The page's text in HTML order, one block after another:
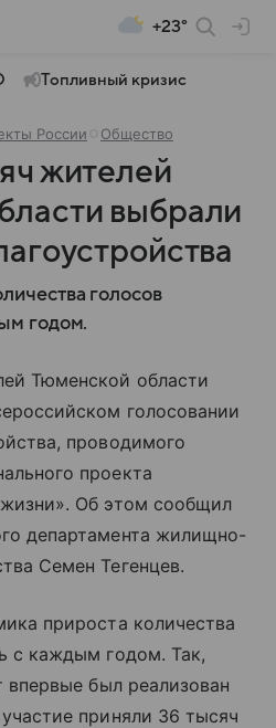
+23°
Топливный кризис
России Общество
жителей
выбрали
голосов
годом.
Тюменской области
голосовании
проводимого
проекта
Об этом сообщил
департамента жилищно-
Семен Тегенцев.
прироста количества
с каждым годом. Так,
впервые был реализован
приняли 36 тысяч